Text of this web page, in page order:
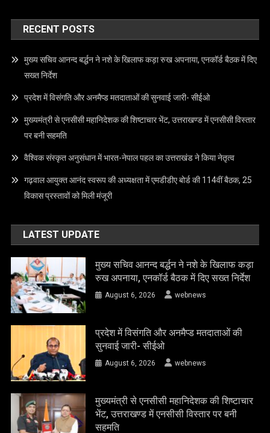
RECENT POSTS
मुख्य सचिव आनन्द बर्द्धन ने नशे के खिलाफ कड़ा रुख अपनाया, एनकॉर्ड बैठक में दिए
सख्त निर्देश
प्रदेश में विसंगति और अनमैप्ड मतदाताओं की सुनवाई जारी- सीईओ
मुख्यमंत्री से एनसीसी महानिदेशक की शिष्टाचार भेंट, उत्तराखण्ड में एनसीसी विस्तार
पर बनी सहमति
वैश्विक संस्कृत अनुसंधान में भारत-नेपाल पहल का उत्तराखंड ने किया नेतृत्व
गढ़वाल आयुक्त आनंद स्वरूप की अध्यक्षता में एमडीडीए बोर्ड की 114वीं बैठक, 25
विकास प्रस्तावों को मिली मंजूरी
LATEST UPDATE
मुख्य सचिव आनन्द बर्द्धन ने नशे के खिलाफ कड़ा
रुख अपनाया, एनकॉर्ड बैठक में दिए सख्त निर्देश
August 6, 2026 webnews
प्रदेश में विसंगति और अनमैप्ड मतदाताओं की
सुनवाई जारी- सीईओ
August 6, 2026 webnews
मुख्यमंत्री से एनसीसी महानिदेशक की शिष्टाचार
भेंट, उत्तराखण्ड में एनसीसी विस्तार पर बनी
सहमति